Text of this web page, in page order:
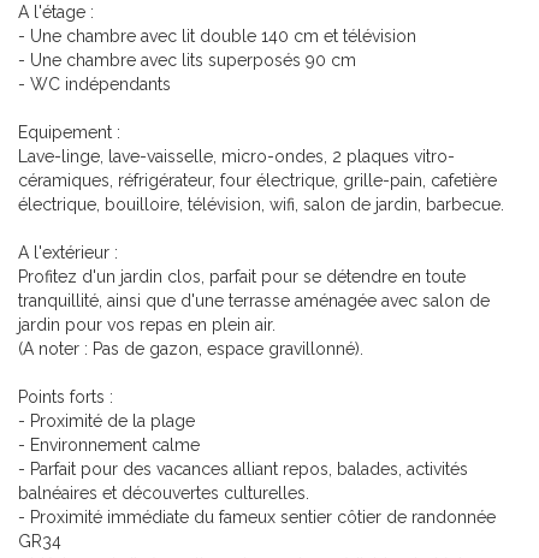
A l'étage :
- Une chambre avec lit double 140 cm et télévision
- Une chambre avec lits superposés 90 cm
- WC indépendants
Equipement :
Lave-linge, lave-vaisselle, micro-ondes, 2 plaques vitro-
céramiques, réfrigérateur, four électrique, grille-pain, cafetière
électrique, bouilloire, télévision, wifi, salon de jardin, barbecue.
A l'extérieur :
Profitez d'un jardin clos, parfait pour se détendre en toute
tranquillité, ainsi que d'une terrasse aménagée avec salon de
jardin pour vos repas en plein air.
(A noter : Pas de gazon, espace gravillonné).
Points forts :
- Proximité de la plage
- Environnement calme
- Parfait pour des vacances alliant repos, balades, activités
balnéaires et découvertes culturelles.
- Proximité immédiate du fameux sentier côtier de randonnée
GR34